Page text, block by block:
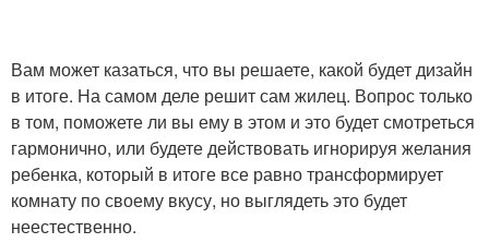
Вам может казаться, что вы решаете, какой будет дизайн
в итоге. На самом деле решит сам жилец. Вопрос только
в том, поможете ли вы ему в этом и это будет смотреться
гармонично, или будете действовать игнорируя желания
ребенка, который в итоге все равно трансформирует
комнату по своему вкусу, но выглядеть это будет
неестественно.